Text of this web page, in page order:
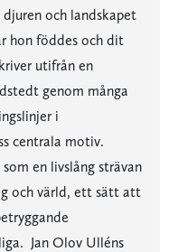
och landskapet
hon föddes och dit
utifrån en
genom många
i
centrala motiv.
en livslång strävan
och värld, ett sätt att
Jan Olov Ulléns